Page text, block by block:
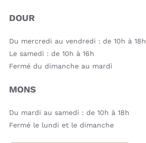
DOUR
Du mercredi au vendredi : de 10h à 18h
Le samedi : de 10h à 16h
Fermé du dimanche au mardi
MONS
Du mardi au samedi : de 10h à 18h
Fermé le lundi et le dimanche